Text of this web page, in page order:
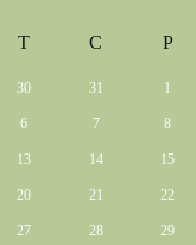
T C P
30 31 1
6 7 8
13 14 15
20 21 22
27 28 29